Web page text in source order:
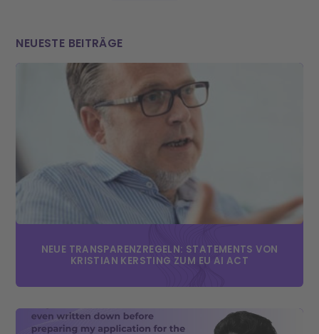
NEUESTE BEITRÄGE
NEUE TRANSPARENZREGELN: STATEMENTS VON
KRISTIAN KERSTING ZUM EU AI ACT